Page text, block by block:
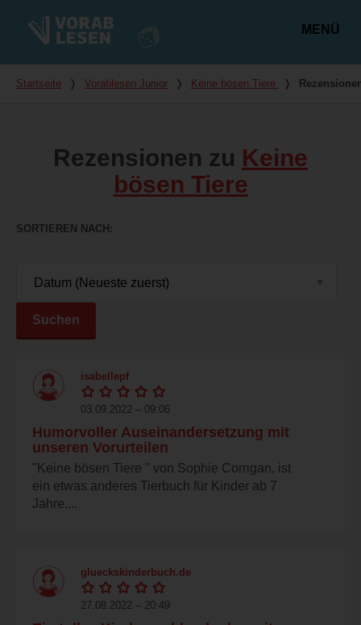
MENÜ
Du bist hier
Startseite ❭ Vorablesen Junior ❭ Keine bösen Tiere ❭
Rezensionen zu Keine
bösen Tiere
SORTIEREN NACH
Suchen
isabellepf
03.09.2022 – 09:06
Humorvoller Auseinandersetzung mit
unseren Vorurteilen
"Keine bösen Tiere " von Sophie Corrigan, ist
ein etwas anderes Tierbuch für Kinder ab 7
Jahre,...
glueckskinderbuch.de
27.08.2022 – 20:49